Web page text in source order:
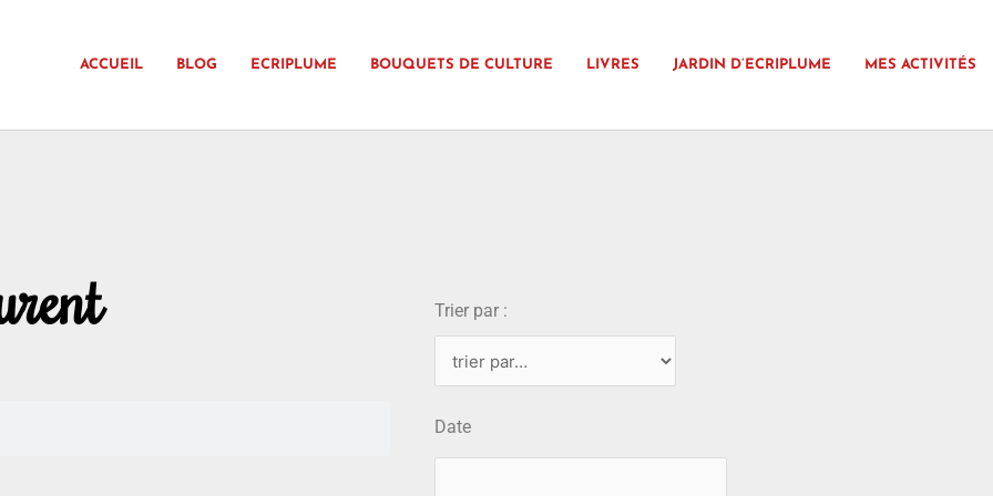
ACCUEIL BLOG ECRIPLUME BOUQUETS DE CULTURE LIVRES JARDIN D’ECRIPLUME MES ACTIVITÉS
Trier par :
Date